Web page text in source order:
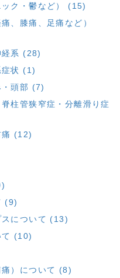
ック・鬱など） (15)
、膝痛、足痛など）
経系 (28)
症状 (1)
・頭部 (7)
柱管狭窄症・分離滑り症
痛 (12)
(9)
スについて (13)
て (10)
痛）について (8)